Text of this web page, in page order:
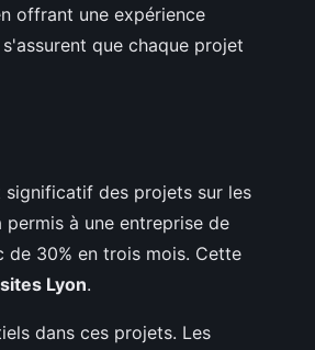
offrant une expérience
que chaque projet
des projets sur les
à une entreprise de
de 30% en trois mois. Cette
Lyon.
dans ces projets. Les